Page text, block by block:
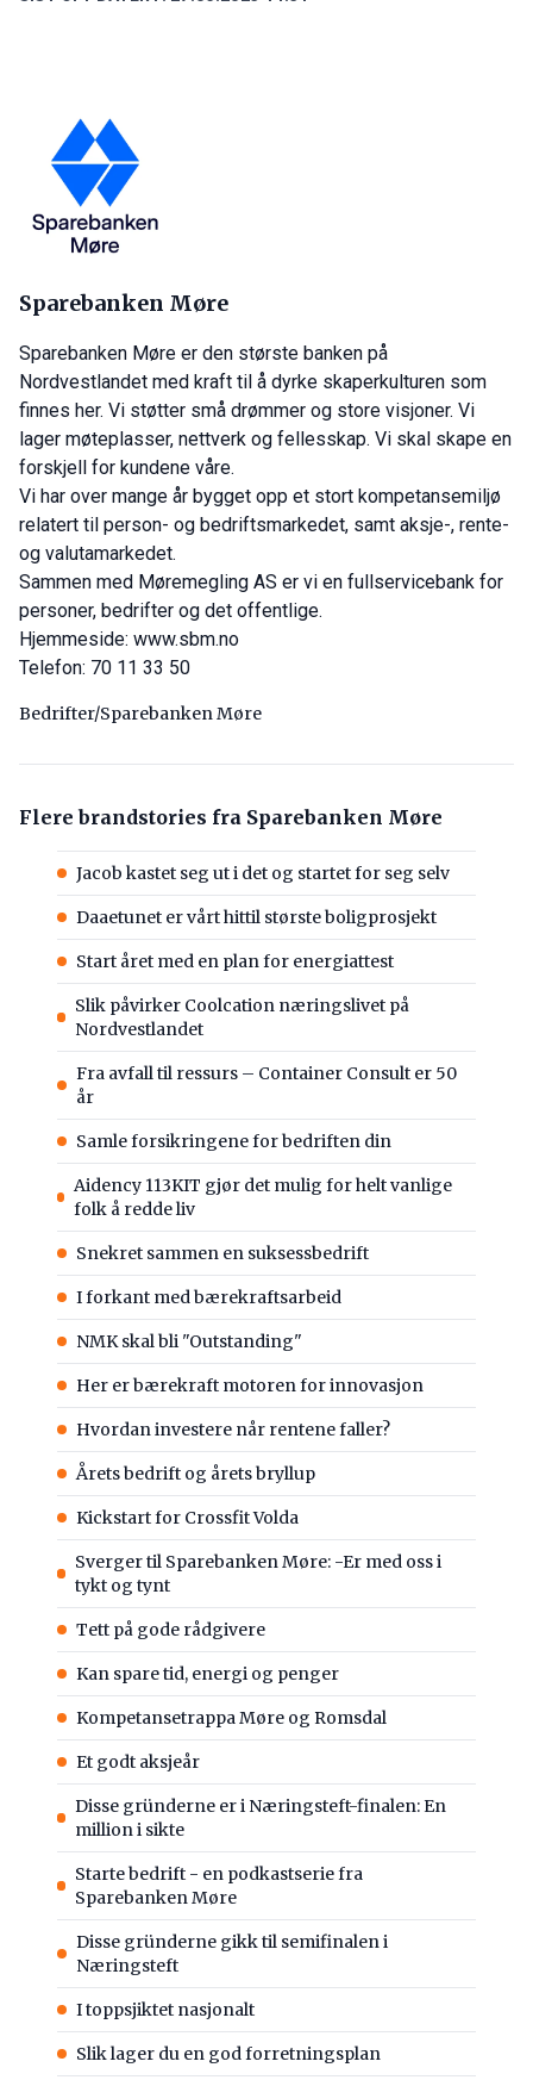
Sparebanken Møre
Sparebanken Møre er den største banken på
Nordvestlandet med kraft til å dyrke skaperkulturen som
finnes her. Vi støtter små drømmer og store visjoner. Vi
lager møteplasser, nettverk og fellesskap. Vi skal skape en
forskjell for kundene våre.
Vi har over mange år bygget opp et stort kompetansemiljø
relatert til person- og bedriftsmarkedet, samt aksje-, rente-
og valutamarkedet.
Sammen med Møremegling AS er vi en fullservicebank for
personer, bedrifter og det offentlige.
Hjemmeside: www.sbm.no
Telefon: 70 11 33 50
Bedrifter/Sparebanken Møre
Flere brandstories fra Sparebanken Møre
Jacob kastet seg ut i det og startet for seg selv
Daaetunet er vårt hittil største boligprosjekt
Start året med en plan for energiattest
Slik påvirker Coolcation næringslivet på
Nordvestlandet
Fra avfall til ressurs – Container Consult er 50
år
Samle forsikringene for bedriften din
Aidency 113KIT gjør det mulig for helt vanlige
folk å redde liv
Snekret sammen en suksessbedrift
I forkant med bærekraftsarbeid
NMK skal bli "Outstanding"
Her er bærekraft motoren for innovasjon
Hvordan investere når rentene faller?
Årets bedrift og årets bryllup
Kickstart for Crossfit Volda
Sverger til Sparebanken Møre: -Er med oss i
tykt og tynt
Tett på gode rådgivere
Kan spare tid, energi og penger
Kompetansetrappa Møre og Romsdal
Et godt aksjeår
Disse gründerne er i Næringsteft-finalen: En
million i sikte
Starte bedrift - en podkastserie fra
Sparebanken Møre
Disse gründerne gikk til semifinalen i
Næringsteft
I toppsjiktet nasjonalt
Slik lager du en god forretningsplan